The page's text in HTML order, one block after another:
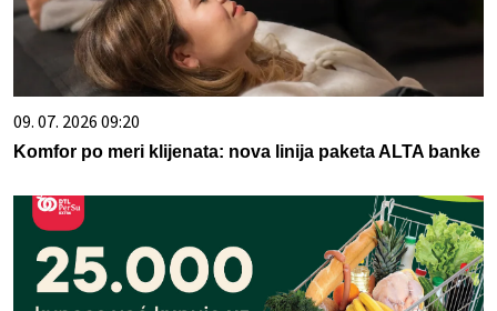
09. 07. 2026 09:20
Komfor po meri klijenata: nova linija paketa ALTA banke